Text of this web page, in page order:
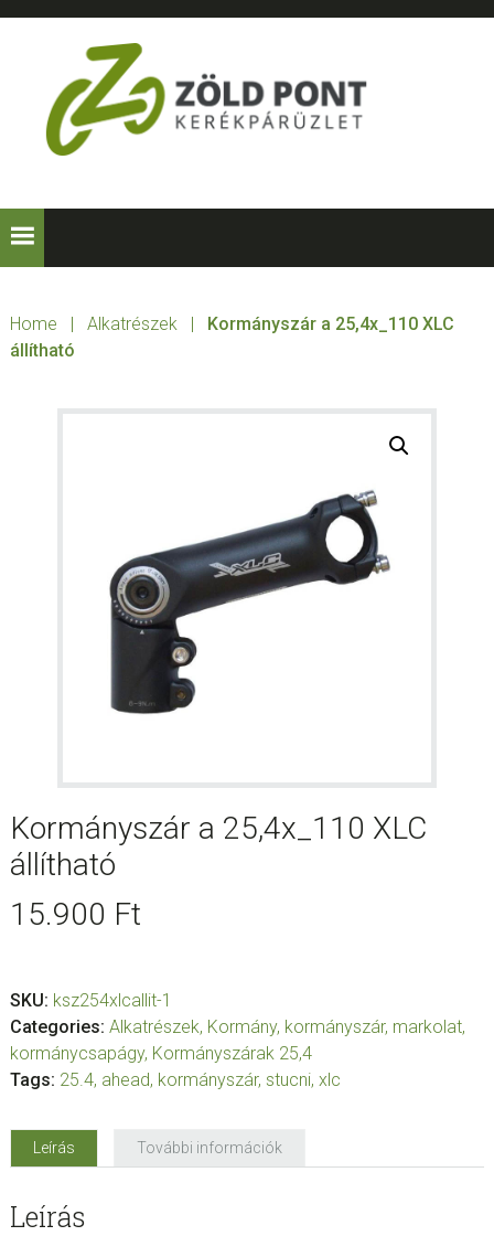
Skip
navigation
Skip
content
Skip
ZÖLD
PONT
Home | Alkatrészek |
Kormányszár a 25,4x_110 XLC
állítható
Kormányszár a 25,4x_110 XLC
állítható
15.900 Ft
SKU: ksz254xlcallit-1
Categories: Alkatrészek, Kormány, kormányszár, markolat,
kormánycsapágy, Kormányszárak 25,4
Tags: 25.4, ahead, kormányszár, stucni, xlc
Leírás További információk
Leírás